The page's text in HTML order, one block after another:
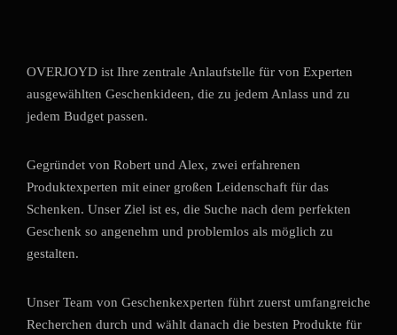
OVERJOYD ist Ihre zentrale Anlaufstelle für von Experten
ausgewählten Geschenkideen, die zu jedem Anlass und zu
jedem Budget passen.
Gegründet von Robert und Alex, zwei erfahrenen
Produktexperten mit einer großen Leidenschaft für das
Schenken. Unser Ziel ist es, die Suche nach dem perfekten
Geschenk so angenehm und problemlos als möglich zu
gestalten.
Unser Team von Geschenkexperten führt zuerst umfangreiche
Recherchen durch und wählt danach die besten Produkte für